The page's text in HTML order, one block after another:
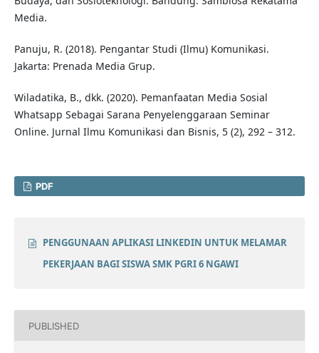
Media.
Panuju, R. (2018). Pengantar Studi (Ilmu) Komunikasi.
Jakarta: Prenada Media Grup.
Wiladatika, B., dkk. (2020). Pemanfaatan Media Sosial
Whatsapp Sebagai Sarana Penyelenggaraan Seminar
Online. Jurnal Ilmu Komunikasi dan Bisnis, 5 (2), 292 – 312.
PDF
PENGGUNAAN APLIKASI LINKEDIN UNTUK MELAMAR
PEKERJAAN BAGI SISWA SMK PGRI 6 NGAWI
PUBLISHED